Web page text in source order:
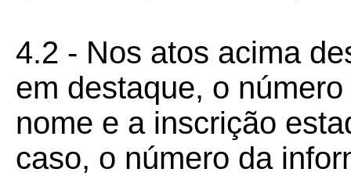
4.2 - Nos atos acima
em destaque, o
nome e a inscrição
caso, o número da